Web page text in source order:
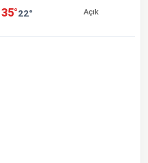
35°22° Açık